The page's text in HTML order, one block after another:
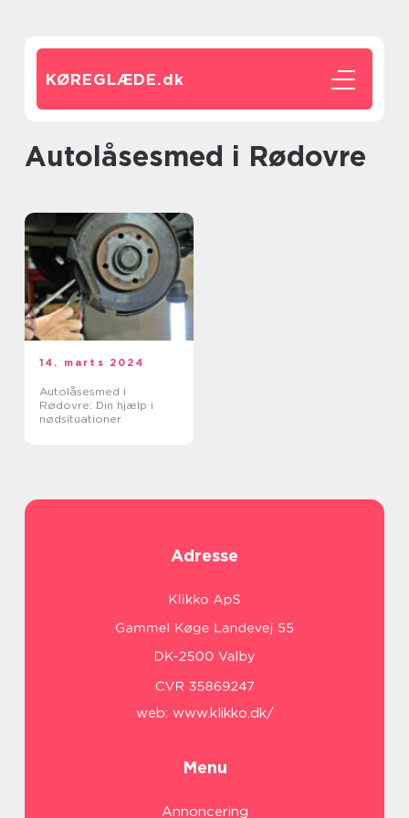
KØREGLÆDE.dk
autolåsesmed i Rødovre
14. marts 2024
Autolåsesmed i
Rødovre: Din hjælp i
nødsituationer
Adresse
web: www.klikko.dk/
Menu
Annoncering